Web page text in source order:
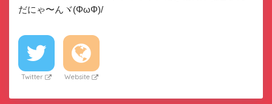
だにゃ〜んヾ(ΦωΦ)/
Twitter Website